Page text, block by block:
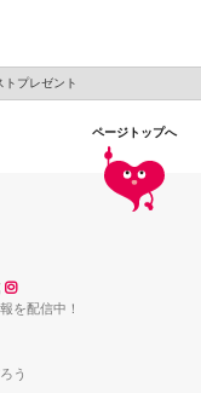
トプレゼント
ページトップへ
を配信中！
う